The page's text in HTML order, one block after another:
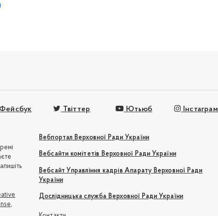
Фейсбук Твіттер Ютьюб Інстаграм
Вебпортал Верховної Ради України
Вебсайти комітетів Верховної Ради України
Вебсайт Управління кадрів Апарату Верховної Ради
України
Дослідницька служба Верховної Ради України
,